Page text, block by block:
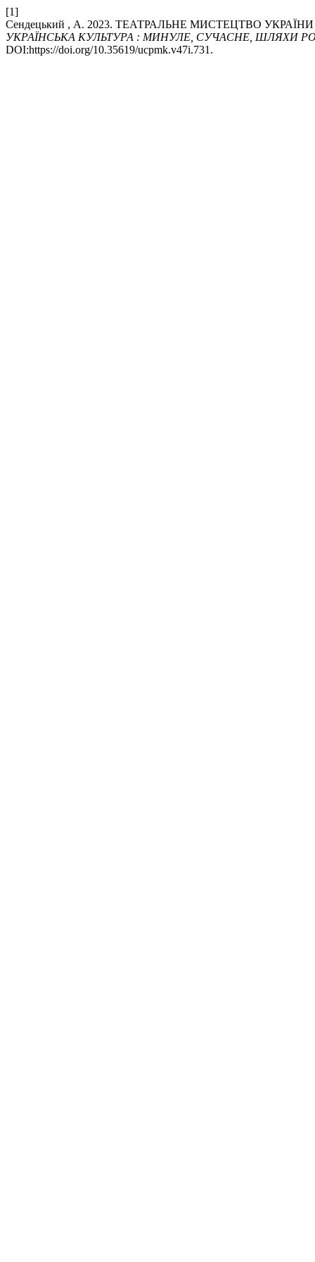
[1]
Сендецький , А. 2023. ТЕАТРАЛЬНЕ МИСТЕЦТВО
УКРАЇНСЬКА КУЛЬТУРА : МИНУЛЕ, СУЧАСНЕ, ШЛЯХИ
DOI:https://doi.org/10.35619/ucpmk.v47i.731.